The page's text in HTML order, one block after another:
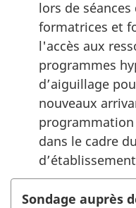
lors de
formatrices et
l'accès aux
programmes
d’aiguillage
nouveaux
programmation
dans le cadre
Sondage auprès